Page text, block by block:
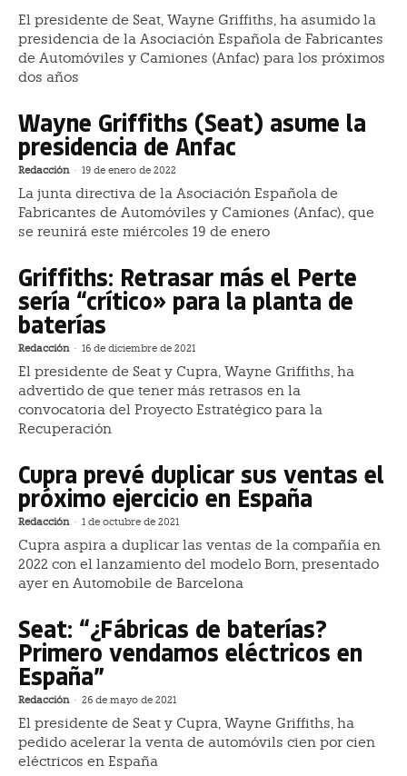
El presidente de Seat, Wayne Griffiths, ha asumido la
presidencia de la Asociación Española de Fabricantes
de Automóviles y Camiones (Anfac) para los próximos
dos años
Wayne Griffiths (Seat) asume la
presidencia de Anfac
Redacción - 19 de enero de 2022
La junta directiva de la Asociación Española de
Fabricantes de Automóviles y Camiones (Anfac), que
se reunirá este miércoles 19 de enero
Griffiths: Retrasar más el Perte
sería “crítico» para la planta de
baterías
Redacción - 16 de diciembre de 2021
El presidente de Seat y Cupra, Wayne Griffiths, ha
advertido de que tener más retrasos en la
convocatoria del Proyecto Estratégico para la
Recuperación
Cupra prevé duplicar sus ventas el
próximo ejercicio en España
Redacción - 1 de octubre de 2021
Cupra aspira a duplicar las ventas de la compañía en
2022 con el lanzamiento del modelo Born, presentado
ayer en Automobile de Barcelona
Seat: “¿Fábricas de baterías?
Primero vendamos eléctricos en
España”
Redacción - 26 de mayo de 2021
El presidente de Seat y Cupra, Wayne Griffiths, ha
pedido acelerar la venta de automóvils cien por cien
eléctricos en España